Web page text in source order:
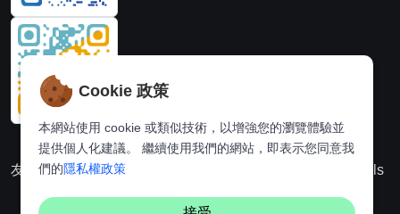
友情連結：動漫派 Hi,online tools
Cookie 政策
本網站使用 cookie 或類似技術，以增強您的瀏覽體驗並
提供個人化建議。 繼續使用我們的網站，即表示您同意我
們的隱私權政策